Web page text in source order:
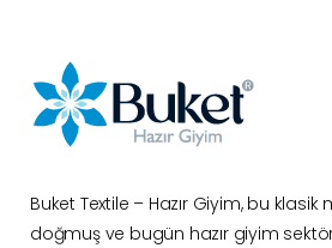
Buket Textile – Hazır Giyim, bu klasik
doğmuş ve bugün hazır giyim